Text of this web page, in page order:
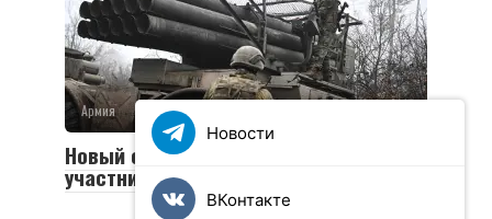
Армия
Новый социальный контракт для
участников СВО
Новости
ВКонтакте